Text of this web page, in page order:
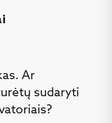
Ar
sudaryti